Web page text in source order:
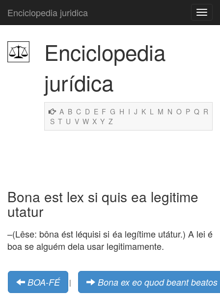
Enciclopedia juridica
Enciclopedia
jurídica
A B C D E F G H I J K L M N O P Q R
S T U V W X Y Z
Bona est lex si quis ea legitime
utatur
–(Lêse: bôna ést léquisi si éa legítime utátur.) A lei é
boa se alguém dela usar legitimamente.
BOA-FÉ | Bona ex eo quod beant